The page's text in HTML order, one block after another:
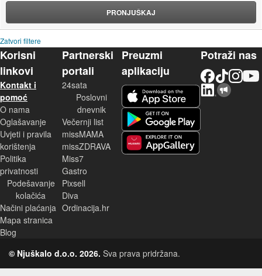
PRONJUŠKAJ
Zatvori filtere
Korisni
linkovi
Kontakt i
pomoć
O nama
Oglašavanje
Uvjeti i pravila
korištenja
Politika
privatnosti
Podešavanje
kolačića
Načini plaćanja
Mapa stranica
Blog
Partnerski
portali
24sata
Poslovni
dnevnik
Večernji list
missMAMA
missZDRAVA
Miss7
Gastro
Pixsell
Diva
Ordinacija.hr
Preuzmi
aplikaciju
Potraži nas
© Njuškalo d.o.o. 2026. Sva prava pridržana.